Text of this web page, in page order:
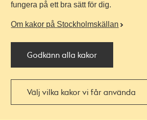
fungera på ett bra sätt för dig.
Om kakor på Stockholmskällan
Godkänn alla kakor
Välj vilka kakor vi får använda